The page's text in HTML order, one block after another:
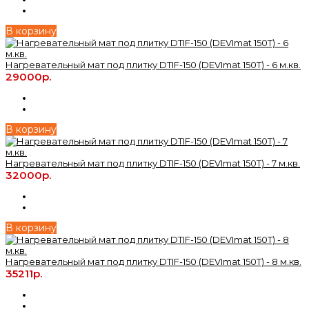
В корзину
Нагревательный мат под плитку DTIF-150 (DEVImat 150T) - 6 м.кв.
29000р.
В корзину
Нагревательный мат под плитку DTIF-150 (DEVImat 150T) - 7 м.кв.
32000р.
В корзину
Нагревательный мат под плитку DTIF-150 (DEVImat 150T) - 8 м.кв.
35211р.